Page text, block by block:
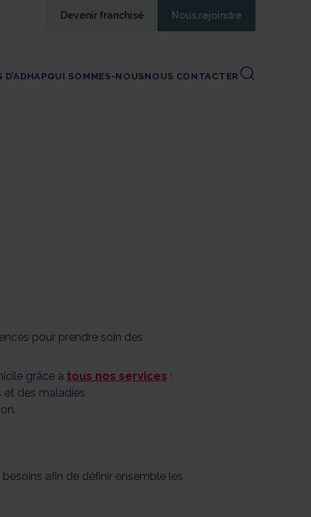
Devenir franchisé Nous rejoindre
D’ADHAPQUI SOMMES-NOUSNOUS CONTACTER
pour prendre soin des
grâce à tous nos services :
des maladies
afin de définir ensemble les